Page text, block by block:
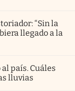
“Sin la
llegado a la
país. Cuáles
lluvias